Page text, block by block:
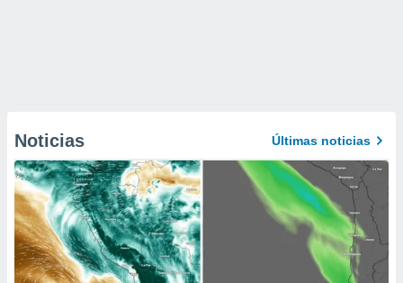
Noticias Últimas noticias